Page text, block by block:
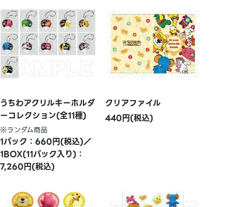
うちわアクリルキーホルダ
ーコレクション(全11種)
※ランダム商品
1パック：660円(税込)／
1BOX(11パック入り)：
7,260円(税込)
クリアファイル
440円(税込)